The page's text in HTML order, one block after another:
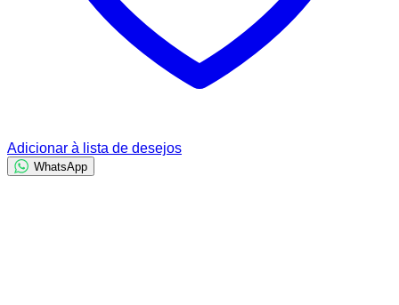
Adicionar à lista de desejos
WhatsApp